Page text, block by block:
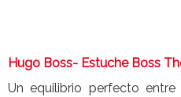
Hugo Boss- Estuche Boss
Un equilibrio perfecto